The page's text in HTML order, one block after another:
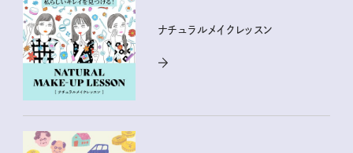
ナチュラルメイクレッスン